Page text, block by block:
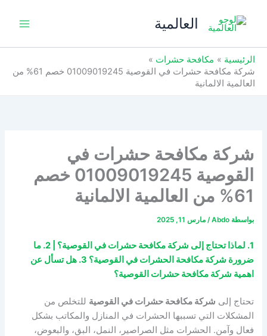
العالمية
الرئيسية
مكافحة حشرات
شركة مكافحة حشرات في القوصية 01009019245 خصم 61% من
العالمية الالمانية
شركة مكافحة حشرات في
القوصية 01009019245 خصم
61% من العالمية الالمانية
بواسطة Abdo
/مارس 11, 2025
1. لماذا تحتاج إلى شركة مكافحة حشرات في القوصية؟ | 2. ما
ضرورة شركة مكافحة الحشرات في القوصية؟ 3. هل تسأل عن
اهمية شركة مكافحة حشرات القوصية؟
تحتاج إلى شركة مكافحة حشرات في القوصية للتخلص من
المشكلات التي تسببها الحشرات في المنازل والمكاتب بشكل
فعال وآمن. الحشرات مثل الصراصير، النمل، البق، والبعوض،